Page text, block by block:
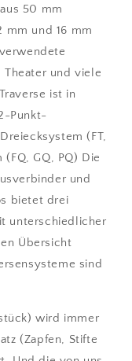
50 mm
mm und 16 mm
Theater und viele
ist in
Punkt-
(FT,
GQ, PQ) Die
und
bietet drei
unterschiedlicher
Übersicht
sind
wird immer
(Zapfen, Stifte